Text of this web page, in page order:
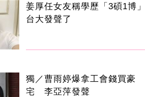
姜厚任女友稱學歷「3碩1博」
台大發聲了
獨／曹雨婷爆拿工會錢買豪
宅 李亞萍發聲